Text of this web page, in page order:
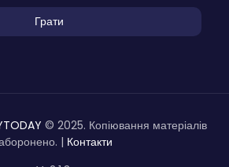
Грати
© 2025. Копіювання матеріалів
| Контакти